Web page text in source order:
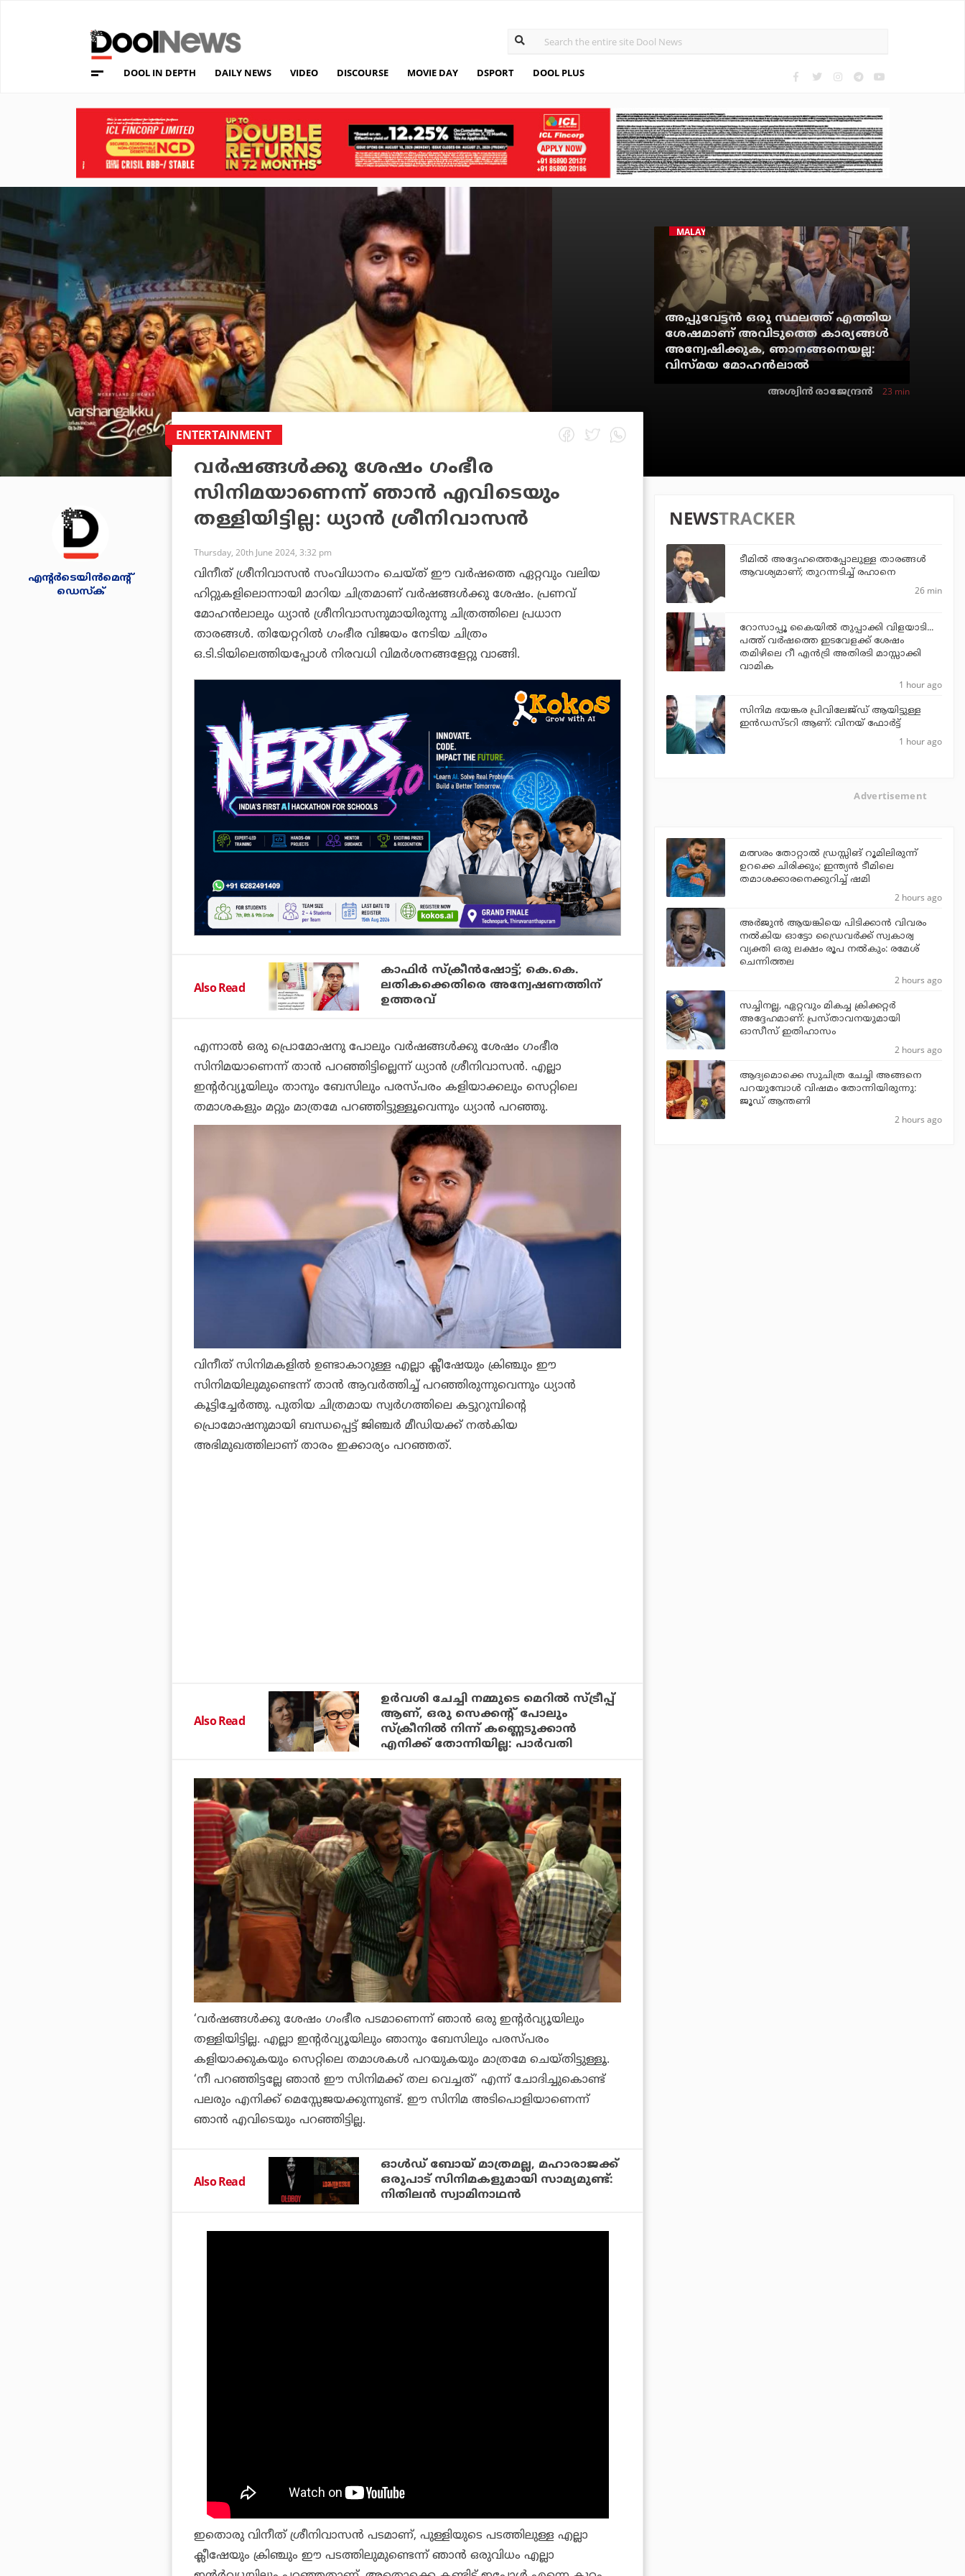
DOOL IN DEPTH DAILY NEWS VIDEO DISCOURSE MOVIE DAY DSPORT DOOL PLUS
MALAYALAM CINEMA
അപ്പുവേട്ടന്‍ ഒരു സ്ഥലത്ത് എത്തിയ
ശേഷമാണ് അവിടുത്തെ കാര്യങ്ങള്‍
അന്വേഷിക്കുക, ഞാനങ്ങനെയല്ല:
വിസ്മയ മോഹന്‍ലാല്‍
അശ്വിന്‍ രാജേന്ദ്രന്‍ 23 min
എന്റര്‍ടെയിന്‍മെന്റ്
ഡെസ്‌ക്
ENTERTAINMENT
വര്‍ഷങ്ങള്‍ക്കു ശേഷം ഗംഭീര
സിനിമയാണെന്ന് ഞാന്‍ എവിടെയും
തള്ളിയിട്ടില്ല: ധ്യാന്‍ ശ്രീനിവാസന്‍
Thursday, 20th June 2024, 3:32 pm
വിനീത് ശ്രീനിവാസന്‍ സംവിധാനം ചെയ്ത് ഈ വര്‍ഷത്തെ ഏറ്റവും വലിയ
ഹിറ്റുകളിലൊന്നായി മാറിയ ചിത്രമാണ് വര്‍ഷങ്ങള്‍ക്കു ശേഷം. പ്രണവ്
മോഹന്‍ലാലും ധ്യാന്‍ ശ്രീനിവാസനുമായിരുന്നു ചിത്രത്തിലെ പ്രധാന
താരങ്ങള്‍. തിയേറ്ററില്‍ ഗംഭീര വിജയം നേടിയ ചിത്രം
ഒ.ടി.ടിയിലെത്തിയപ്പോള്‍ നിരവധി വിമര്‍ശനങ്ങളേറ്റു വാങ്ങി.
Also Read
കാഫിര്‍ സ്‌ക്രീന്‍ഷോട്ട്; കെ.കെ.
ലതികക്കെതിരെ അന്വേഷണത്തിന്
ഉത്തരവ്
എന്നാല്‍ ഒരു പ്രൊമോഷനു പോലും വര്‍ഷങ്ങള്‍ക്കു ശേഷം ഗംഭീര
സിനിമയാണെന്ന് താന്‍ പറഞ്ഞിട്ടില്ലെന്ന് ധ്യാന്‍ ശ്രീനിവാസന്‍. എല്ലാ
ഇന്റര്‍വ്യൂയിലും താനും ബേസിലും പരസ്പരം കളിയാക്കലും സെറ്റിലെ
തമാശകളും മറ്റും മാത്രമേ പറഞ്ഞിട്ടുള്ളൂവെന്നും ധ്യാന്‍ പറഞ്ഞു.
വിനീത് സിനിമകളില്‍ ഉണ്ടാകാറുള്ള എല്ലാ ക്ലീഷേയും ക്രിഞ്ചും ഈ
സിനിമയിലുമുണ്ടെന്ന് താന്‍ ആവര്‍ത്തിച്ച് പറഞ്ഞിരുന്നുവെന്നും ധ്യാന്‍
കൂട്ടിച്ചേര്‍ത്തു. പുതിയ ചിത്രമായ സ്വര്‍ഗത്തിലെ കട്ടുറുമ്പിന്റെ
പ്രൊമോഷനുമായി ബന്ധപ്പെട്ട് ജിഞ്ചര്‍ മീഡിയക്ക് നല്‍കിയ
അഭിമുഖത്തിലാണ് താരം ഇക്കാര്യം പറഞ്ഞത്.
Also Read
ഉർവശി ചേച്ചി നമ്മുടെ മെറിൽ സ്ട്രീപ്പ്
ആണ്, ഒരു സെക്കന്റ്‌ പോലും
സ്‌ക്രീനിൽ നിന്ന് കണ്ണെടുക്കാൻ
എനിക്ക് തോന്നിയില്ല: പാർവതി
‘വര്‍ഷങ്ങള്‍ക്കു ശേഷം ഗംഭീര പടമാണെന്ന് ഞാന്‍ ഒരു ഇന്റര്‍വ്യൂയിലും
തള്ളിയിട്ടില്ല. എല്ലാ ഇന്റര്‍വ്യൂയിലും ഞാനും ബേസിലും പരസ്പരം
കളിയാക്കുകയും സെറ്റിലെ തമാശകള്‍ പറയുകയും മാത്രമേ ചെയ്തിട്ടുള്ളൂ.
‘നീ പറഞ്ഞിട്ടല്ലേ ഞാന്‍ ഈ സിനിമക്ക് തല വെച്ചത്’ എന്ന് ചോദിച്ചുകൊണ്ട്
പലരും എനിക്ക് മെസ്സേജയക്കുന്നുണ്ട്. ഈ സിനിമ അടിപൊളിയാണെന്ന്
ഞാന്‍ എവിടെയും പറഞ്ഞിട്ടില്ല.
Also Read
ഓള്‍ഡ് ബോയ് മാത്രമല്ല, മഹാരാജക്ക്
ഒരുപാട് സിനിമകളുമായി സാമ്യമുണ്ട്:
നിതിലന്‍ സ്വാമിനാഥന്‍
ഇതൊരു വിനീത് ശ്രീനിവാസന്‍ പടമാണ്, പുള്ളിയുടെ പടത്തിലുള്ള എല്ലാ
ക്ലീഷേയും ക്രിഞ്ചും ഈ പടത്തിലുമുണ്ടെന്ന് ഞാന്‍ ഒരുവിധം എല്ലാ
NEWSTRACKER
ടീമില്‍ അദ്ദേഹത്തെപ്പോലുള്ള താരങ്ങള്‍
ആവശ്യമാണ്; തുറന്നടിച്ച് രഹാനെ
26 min
റോസാപ്പൂ കൈയില്‍ തുപ്പാക്കി വിളയാടി...
പത്ത് വര്‍ഷത്തെ ഇടവേളക്ക് ശേഷം
തമിഴിലെ റീ എന്‍ട്രി അതിരടി മാസ്സാക്കി
വാമിക
1 hour ago
സിനിമ ഭയങ്കര പ്രിവിലേജ്ഡ് ആയിട്ടുള്ള
ഇൻഡസ്ടറി ആണ്: വിനയ് ഫോർട്ട്
1 hour ago
Advertisement
മത്സരം തോറ്റാല്‍ ഡ്രസ്സിങ് റൂമിലിരുന്ന്
ഉറക്കെ ചിരിക്കും; ഇന്ത്യന്‍ ടീമിലെ
തമാശക്കാരനെക്കുറിച്ച് ഷമി
2 hours ago
അര്‍ജുന്‍ ആയങ്കിയെ പിടിക്കാന്‍ വിവരം
നല്‍കിയ ഓട്ടോ ഡ്രൈവര്‍ക്ക് സ്വകാര്വ
വ്യക്തി ഒരു ലക്ഷം രൂപ നല്‍കും: രമേശ്
ചെന്നിത്തല
2 hours ago
സച്ചിനല്ല, ഏറ്റവും മികച്ച ക്രിക്കറ്റര്‍
അദ്ദേഹമാണ്: പ്രസ്താവനയുമായി
ഓസീസ് ഇതിഹാസം
2 hours ago
ആദ്യമൊക്കെ സുചിത്ര ചേച്ചി അങ്ങനെ
പറയുമ്പോൾ വിഷമം തോന്നിയിരുന്നു:
ജൂഡ് ആന്തണി
2 hours ago